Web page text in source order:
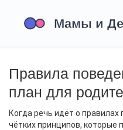
Правила
план для
Когда речь идёт о правилах
чётких принципов, которые